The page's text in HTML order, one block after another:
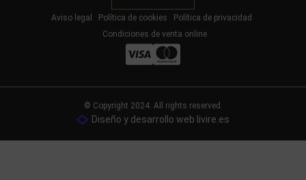
Aviso legal Política de cookies
Política de privacidad
Condiciones de venta online
© Copyright 2024. All rights reserved.
Diseño y desarrollo web livire.es